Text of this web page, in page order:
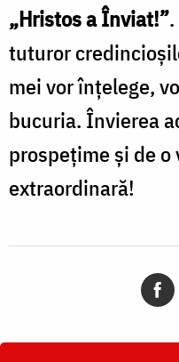
„Hristos a Înviat!”
tuturor
mei vor înțelege,
bucuria. Învierea
prospețime și de
extraordinară!